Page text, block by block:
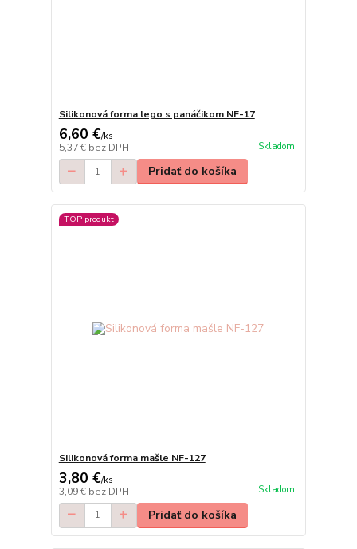
Silikonová forma lego s panáčikom NF-17
6,60 €/ks
5,37 € bez DPH Skladom
Pridať do košíka
TOP produkt
Silikonová forma mašle NF-127
3,80 €/ks
3,09 € bez DPH Skladom
Pridať do košíka